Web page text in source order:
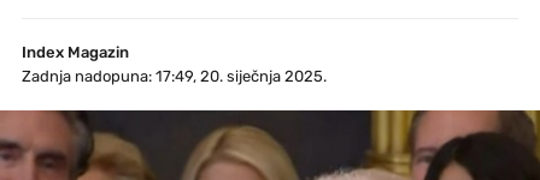
Index Magazin
Zadnja nadopuna: 17:49, 20. siječnja 2025.